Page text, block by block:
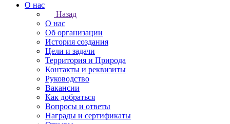
О нас
Назад
О нас
Об организации
История создания
Цели и задачи
Территория и Природа
Контакты и реквизиты
Руководство
Вакансии
Как добраться
Вопросы и ответы
Награды и сертификаты